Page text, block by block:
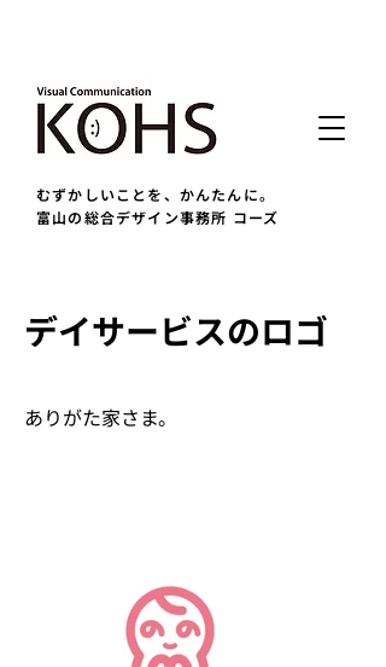
むずかしいことを、かんたんに。
富山の総合デザイン事務所 コーズ
デイサービスのロゴ
ありがた家さま。